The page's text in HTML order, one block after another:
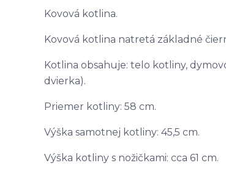
Kovová kotlina.
Kovová kotlina natretá základné
Kotlina obsahuje: telo kotliny,
dvierka).
Priemer kotliny: 58 cm.
Výška samotnej kotliny: 45,5 cm.
Výška kotliny s nožičkami: cca 61 cm.